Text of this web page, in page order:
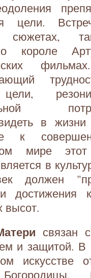
цели.
сюжетах,
короле
в
к
мире этот
в
должен
достижения
высот.
связан
и защитой. В
искусстве